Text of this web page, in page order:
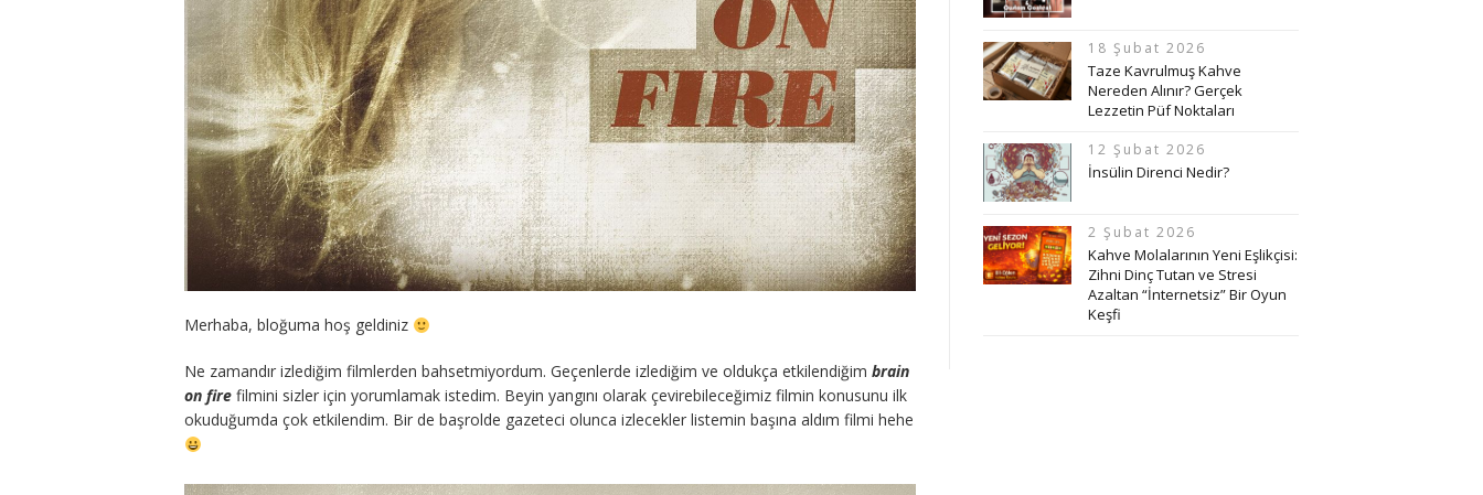
Merhaba, bloğuma hoş geldiniz
Ne zamandır izlediğim filmlerden bahsetmiyordum. Geçenlerde izlediğim ve oldukça etkilendiğim brain
on fire filmini sizler için yorumlamak istedim. Beyin yangını olarak çevirebileceğimiz filmin konusunu ilk
okuduğumda çok etkilendim. Bir de başrolde gazeteci olunca izlecekler listemin başına aldım filmi hehe
18 Şubat 2026
Taze Kavrulmuş Kahve
Nereden Alınır? Gerçek
Lezzetin Püf Noktaları
12 Şubat 2026
İnsülin Direnci Nedir?
2 Şubat 2026
Kahve Molalarının Yeni Eşlikçisi:
Zihni Dinç Tutan ve Stresi
Azaltan “İnternetsiz” Bir Oyun
Keşfi